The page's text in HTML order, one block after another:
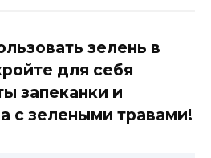
зелень в
для себя
запеканки и
с зелеными травами!